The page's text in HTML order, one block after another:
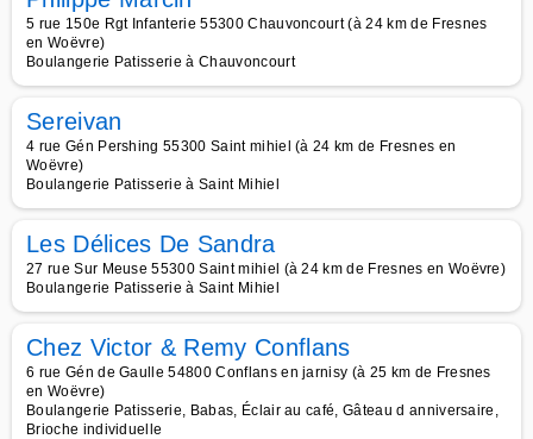
5 rue 150e Rgt Infanterie 55300 Chauvoncourt (à 24 km de Fresnes
en Woëvre)
Boulangerie Patisserie à Chauvoncourt
Sereivan
4 rue Gén Pershing 55300 Saint mihiel (à 24 km de Fresnes en
Woëvre)
Boulangerie Patisserie à Saint Mihiel
Les Délices De Sandra
27 rue Sur Meuse 55300 Saint mihiel (à 24 km de Fresnes en Woëvre)
Boulangerie Patisserie à Saint Mihiel
Chez Victor & Remy Conflans
6 rue Gén de Gaulle 54800 Conflans en jarnisy (à 25 km de Fresnes
en Woëvre)
Boulangerie Patisserie, Babas, Éclair au café, Gâteau d anniversaire,
Brioche individuelle